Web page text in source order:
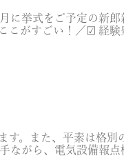
に挙式をご予定の新郎
こがすごい！／☑ 経験
。また、平素は格別
ながら、電気設備報点